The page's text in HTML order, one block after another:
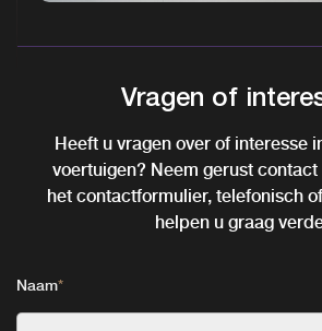
Vragen of
Heeft u vragen over of interesse
voertuigen? Neem gerust contact
het contactformulier, telefonisch
helpen u graag
Naam*